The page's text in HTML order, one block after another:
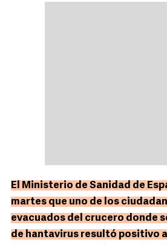
El Ministerio de Sanidad de
martes que uno de los
evacuados del crucero donde
de hantavirus resultó positivo